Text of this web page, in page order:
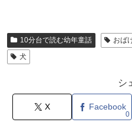
10分台で読む幼年童話 おば
犬
シ
X Facebook
0